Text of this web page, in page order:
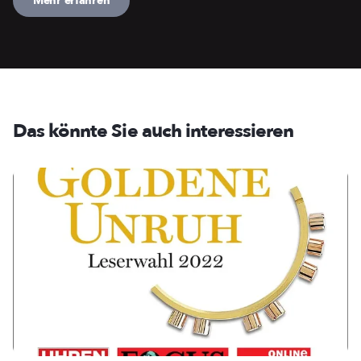
Das könnte Sie auch interessieren